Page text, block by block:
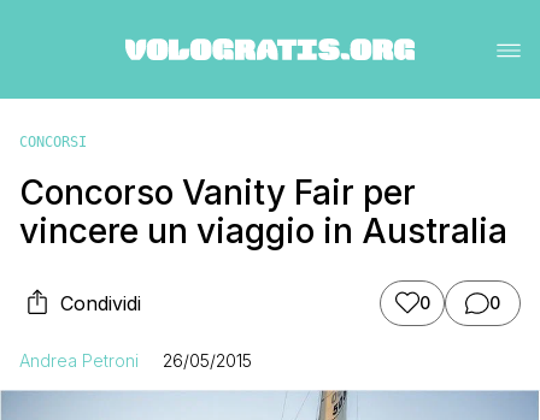
CONCORSI
Concorso Vanity Fair per
vincere un viaggio in Australia
Condividi 0 0
Andrea Petroni 26/05/2015